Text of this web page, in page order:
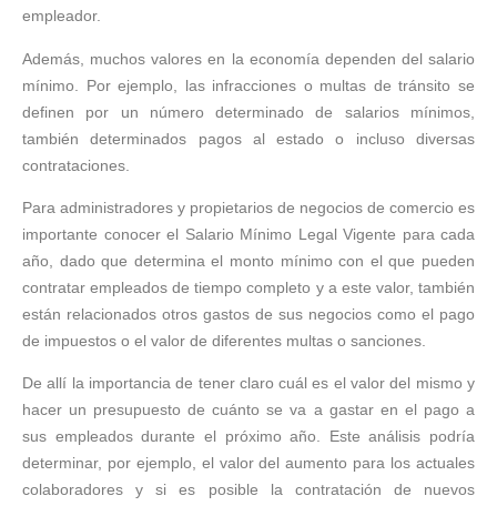
empleador.
Además, muchos valores en la economía dependen del salario
mínimo. Por ejemplo, las infracciones o multas de tránsito se
definen por un número determinado de salarios mínimos,
también determinados pagos al estado o incluso diversas
contrataciones.
Para administradores y propietarios de negocios de comercio es
importante conocer el Salario Mínimo Legal Vigente para cada
año, dado que determina el monto mínimo con el que pueden
contratar empleados de tiempo completo y a este valor, también
están relacionados otros gastos de sus negocios como el pago
de impuestos o el valor de diferentes multas o sanciones.
De allí la importancia de tener claro cuál es el valor del mismo y
hacer un presupuesto de cuánto se va a gastar en el pago a
sus empleados durante el próximo año. Este análisis podría
determinar, por ejemplo, el valor del aumento para los actuales
colaboradores y si es posible la contratación de nuevos